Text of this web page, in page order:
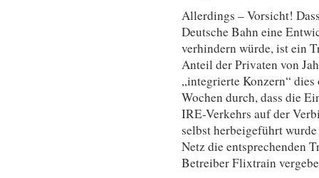
Allerdings – Vorsicht!
Deutsche Bahn eine
verhindern würde, ist ein
Anteil der Privaten von
„integrierte Konzern“
Wochen durch, dass die
IRE-Verkehrs auf der
selbst herbeigeführt
Netz die entsprechenden
Betreiber Flixtrain